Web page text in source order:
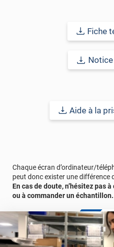
synthèse. En effet, certains
silicone) peuvent empêcher la
du film pour activer le colle.
des bulles peuvent apparaître
: 8 ans pour une
n’hésitez pas à nous contacter
gratuit.
La surface à coller doit être
de tout autre contaminant.
Référence produit :MASTER200x
Fiche
Aide à la
Chaque écran d’ordinateur/
peut donc exister une différence
En cas de doute, n’hésitez pas
ou à commander un échantillon.